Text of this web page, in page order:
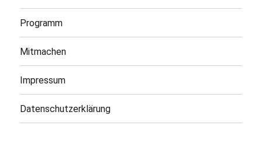
Programm
Mitmachen
Impressum
Datenschutzerklärung